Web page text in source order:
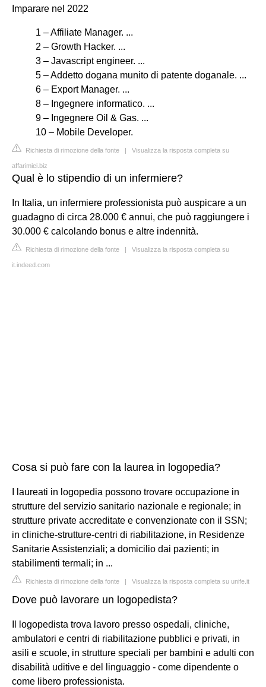
Imparare nel 2022
1 – Affiliate Manager. ...
2 – Growth Hacker. ...
3 – Javascript engineer. ...
5 – Addetto dogana munito di patente doganale. ...
6 – Export Manager. ...
8 – Ingegnere informatico. ...
9 – Ingegnere Oil & Gas. ...
10 – Mobile Developer.
Richiesta di rimozione della fonte | Visualizza la risposta completa su
affarimiei.biz
Qual è lo stipendio di un infermiere?
In Italia, un infermiere professionista può auspicare a un
guadagno di circa 28.000 € annui, che può raggiungere i
30.000 € calcolando bonus e altre indennità.
Richiesta di rimozione della fonte | Visualizza la risposta completa su
it.indeed.com
Cosa si può fare con la laurea in logopedia?
I laureati in logopedia possono trovare occupazione in
strutture del servizio sanitario nazionale e regionale; in
strutture private accreditate e convenzionate con il SSN;
in cliniche-strutture-centri di riabilitazione, in Residenze
Sanitarie Assistenziali; a domicilio dai pazienti; in
stabilimenti termali; in ...
Richiesta di rimozione della fonte | Visualizza la risposta completa su unife.it
Dove può lavorare un logopedista?
Il logopedista trova lavoro presso ospedali, cliniche,
ambulatori e centri di riabilitazione pubblici e privati, in
asili e scuole, in strutture speciali per bambini e adulti con
disabilità uditive e del linguaggio - come dipendente o
come libero professionista.